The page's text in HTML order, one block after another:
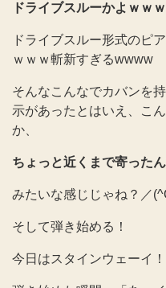
ドライブスルーかよｗｗ
ドライブスルー形式のピ
ｗｗｗ斬新すぎるwwww
そんなこんなでカバンを
示があったとはいえ、こ
か、
ちょっと近くまで寄った
みたいな感じじゃね？／
そして弾き始める！
今日はスタインウェーイ